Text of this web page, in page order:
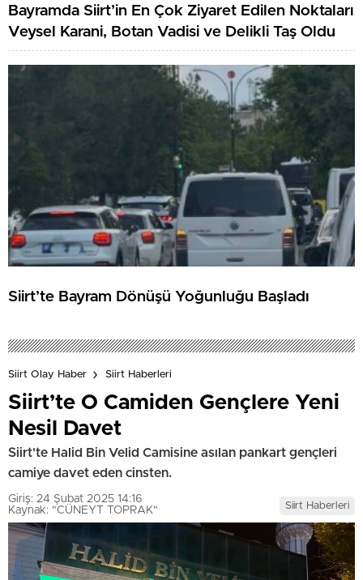
Bayramda Siirt’in En Çok Ziyaret Edilen Noktaları
Veysel Karani, Botan Vadisi ve Delikli Taş Oldu
Siirt’te Bayram Dönüşü Yoğunluğu Başladı
Siirt Olay Haber Siirt Haberleri
Siirt’te O Camiden Gençlere Yeni
Nesil Davet
Siirt'te Halid Bin Velid Camisine asılan pankart gençleri
camiye davet eden cinsten.
Giriş: 24 Şubat 2025 14:16
Kaynak: "CÜNEYT TOPRAK"
Siirt Haberleri